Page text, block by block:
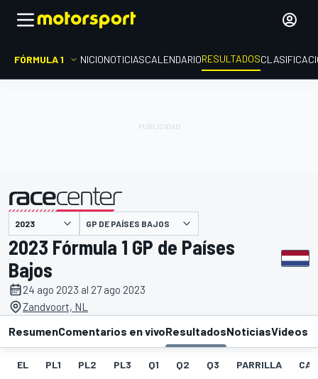
FÓRMULA 1 INICIONOTICIASCALENDARIORESULTADOS
presentado por GP DE PAÍSES BAJOS
2023 Fórmula 1 GP de Países
Bajos
24 ago 2023 al 27 ago 2023
Zandvoort, NL
ResumenComentarios en vivoResultadosNoticiasVideos
EL PL1 PL2 PL3 Q1 Q2 Q3 PARRILLA